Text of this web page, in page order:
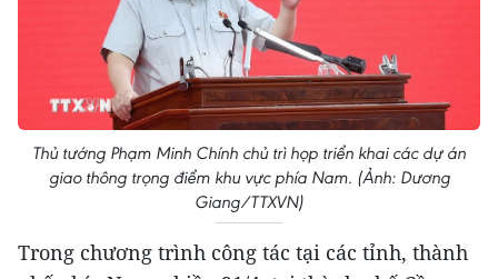
Thủ tướng Phạm Minh Chính chủ trì họp triển khai các dự án
giao thông trọng điểm khu vực phía Nam. (Ảnh: Dương
Giang/TTXVN)
Trong chương trình công tác tại các tỉnh, thành